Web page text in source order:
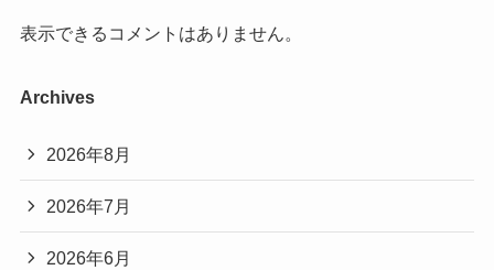
表示できるコメントはありません。
Archives
2026年8月
2026年7月
2026年6月